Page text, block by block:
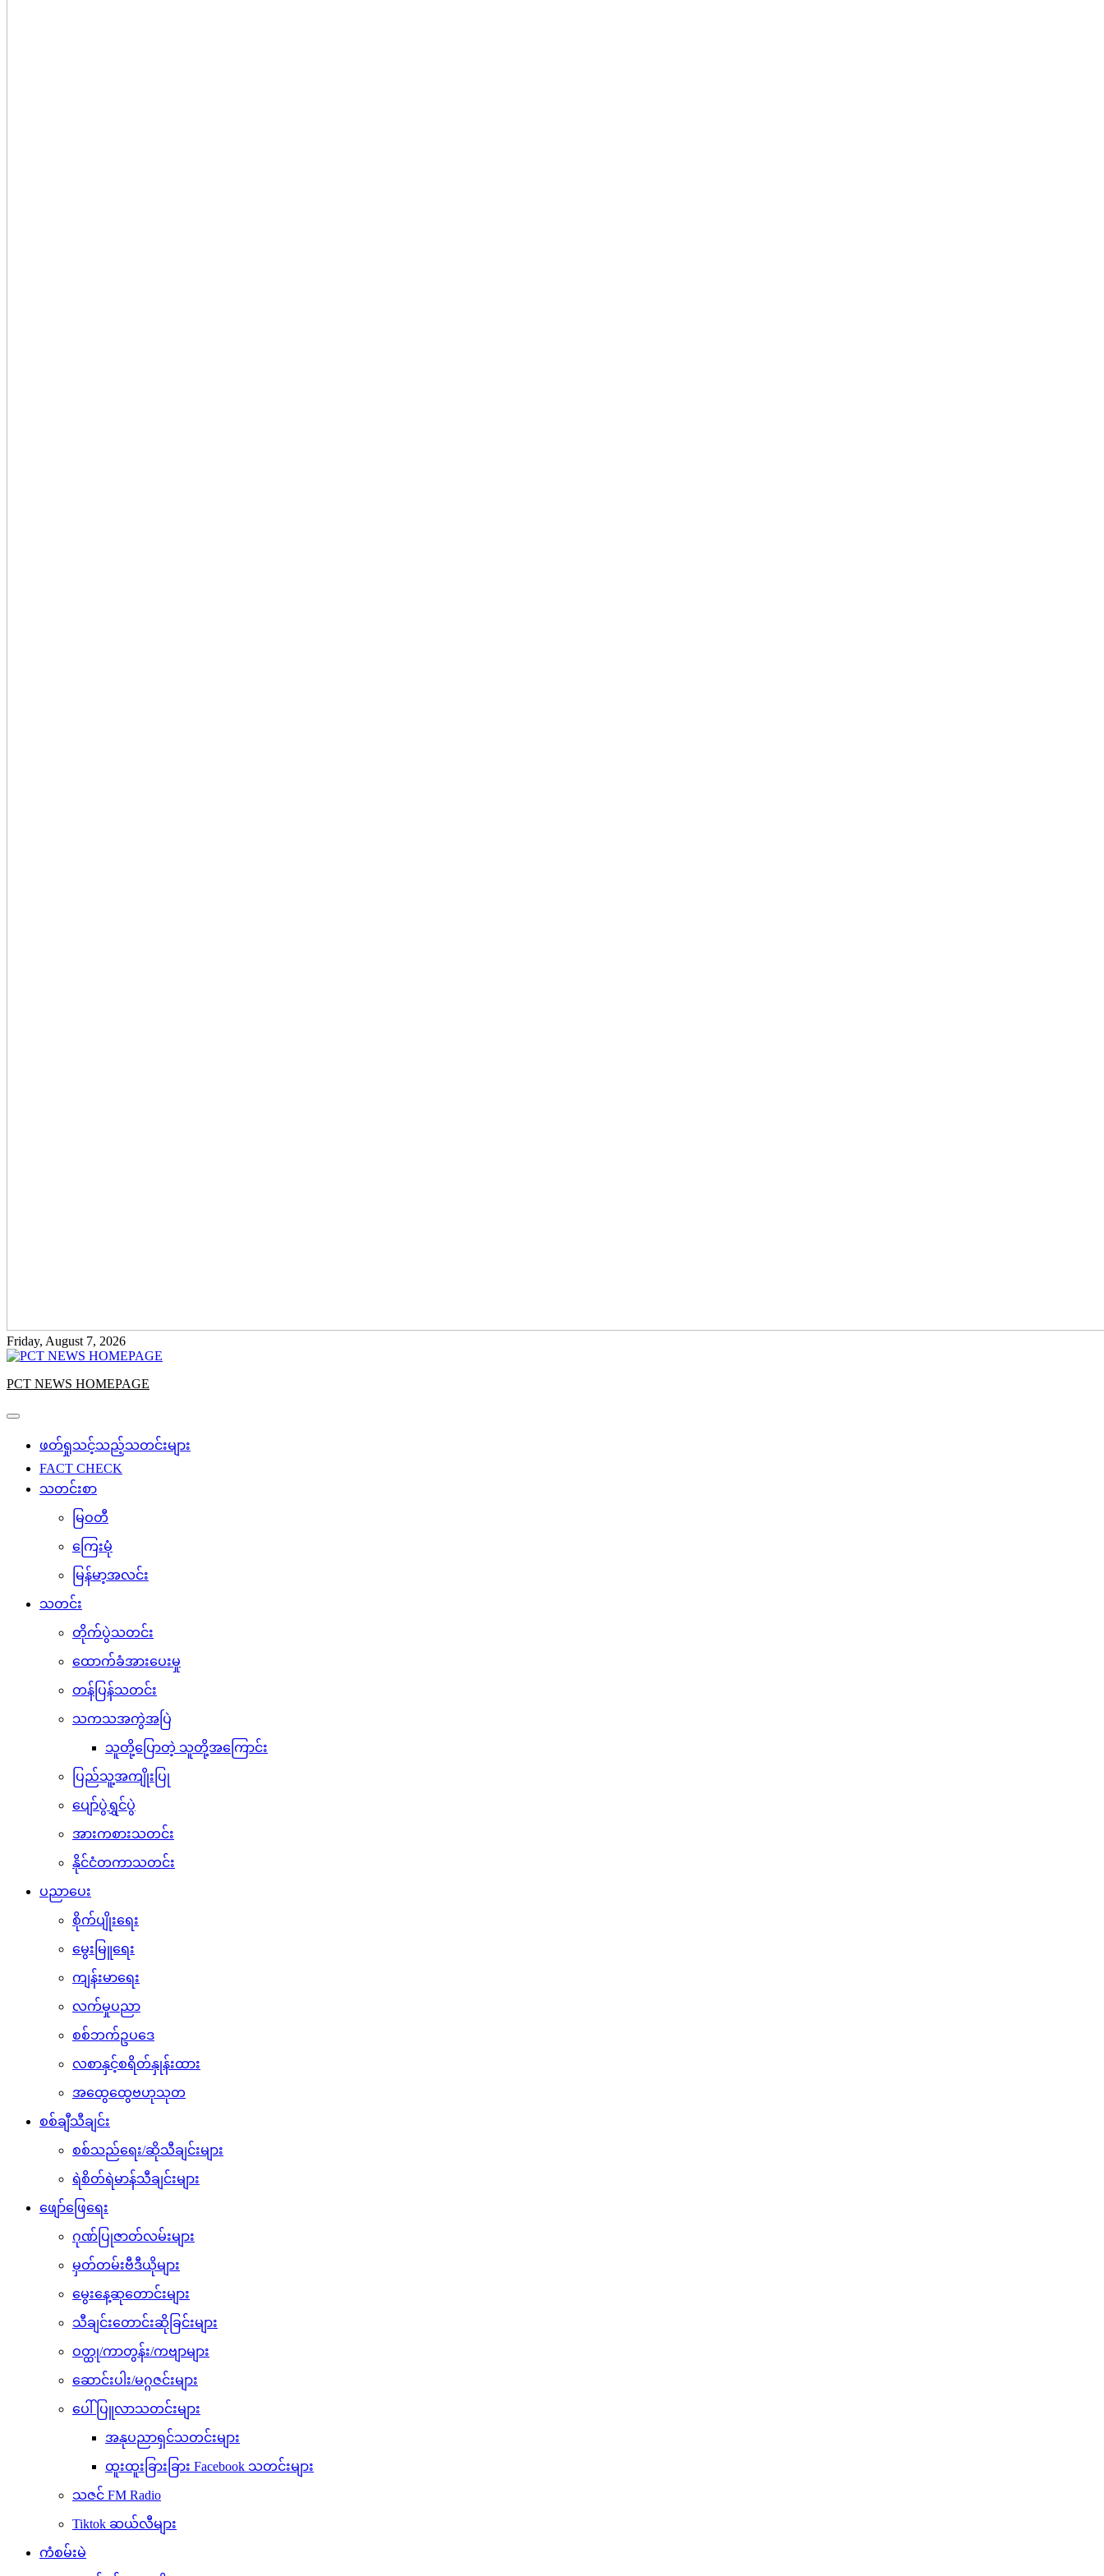
Friday, August 7, 2026
PCT NEWS HOMEPAGE
ဖတ်ရှုသင့်သည့်သတင်းများ
FACT CHECK
သတင်းစာ
မြဝတီ
ကြေးမုံ
မြန်မာ့အလင်း
သတင်း
တိုက်ပွဲသတင်း
ထောက်ခံအားပေးမှု
တန်ပြန်သတင်း
သကသအကွဲအပြဲ
သူတို့ပြောတဲ့ သူတို့အကြောင်း
ပြည်သူ့အကျိုးပြု
ပျော်ပွဲရွှင်ပွဲ
အားကစားသတင်း
နိုင်ငံတကာသတင်း
ပညာပေး
စိုက်ပျိုးရေး
မွေးမြူရေး
ကျန်းမာရေး
လက်မှုပညာ
စစ်ဘက်ဥပဒေ
လစာနှင့်စရိတ်နှုန်းထား
အထွေထွေဗဟုသုတ
စစ်ချီသီချင်း
စစ်သည်ရေး/ဆိုသီချင်းများ
ရဲစိတ်ရဲမာန်သီချင်းများ
ဖျော်ဖြေရေး
ဂုဏ်ပြုဇာတ်လမ်းများ
မှတ်တမ်းဗီဒီယိုများ
မွေးနေ့ဆုတောင်းများ
သီချင်းတောင်းဆိုခြင်းများ
ဝတ္ထု/ကာတွန်း/ကဗျာများ
ဆောင်းပါး/မဂ္ဂဇင်းများ
ပေါ်ပြူလာသတင်းများ
အနုပညာရှင်သတင်းများ
ထူးထူးခြားခြား Facebook သတင်းများ
သဇင် FM Radio
Tiktok ဆယ်လီများ
ကံစမ်းမဲ